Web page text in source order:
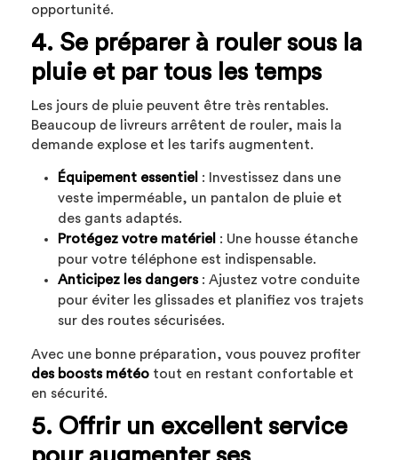
opportunité.
4. Se préparer à rouler sous la
pluie et par tous les temps
Les jours de pluie peuvent être très rentables.
Beaucoup de livreurs arrêtent de rouler, mais la
demande explose et les tarifs augmentent.
Équipement essentiel : Investissez dans une
veste imperméable, un pantalon de pluie et
des gants adaptés.
Protégez votre matériel : Une housse étanche
pour votre téléphone est indispensable.
Anticipez les dangers: Ajustez votre conduite
pour éviter les glissades et planifiez vos trajets
sur des routes sécurisées.
Avec une bonne préparation, vous pouvez profiter
des boosts météo tout en restant confortable et
en sécurité.
5. Offrir un excellent service